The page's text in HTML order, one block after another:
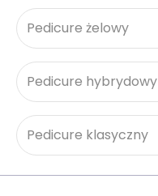
Pedicure żelowy
Pedicure hybrydowy
Pedicure klasyczny